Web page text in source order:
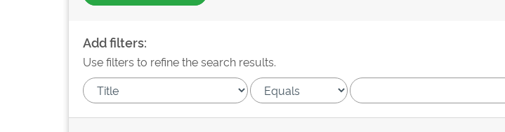
Add filters:
Use filters to refine the search results.